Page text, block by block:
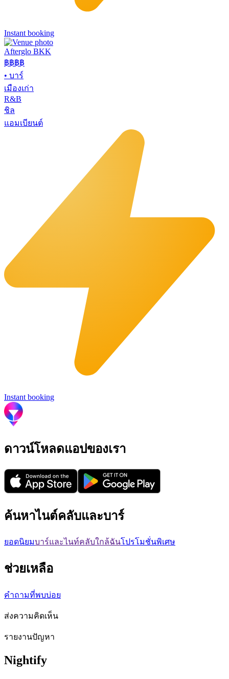
Instant booking
Afterglo BKK
฿฿฿฿
• บาร์
เมืองเก่า
R&B
ชิล
แอมเบียนต์
Instant booking
ดาวน์โหลดแอปของเรา
ค้นหาไนต์คลับและบาร์
ยอดนิยมบาร์และไนท์คลับใกล้ฉันโปรโมชั่นพิเศษ
ช่วยเหลือ
คำถามที่พบบ่อย
ส่งความคิดเห็น
รายงานปัญหา
Nightify